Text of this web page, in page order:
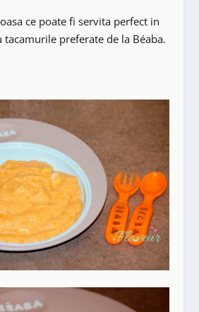
ce poate fi servita perfect in
preferate de la Béaba.